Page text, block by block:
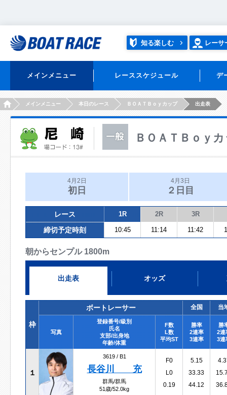
知る楽しむ レーサ
メインメニュー レーススケジュール デ
HOMEメインメニュー 本日のレース ＢＯＡＴＢｏｙカップ 出走表
ＢＯＡＴＢｏｙ
4月2日
初日
4月3日
２日目
レース 1R 2R 3R
締切予定時刻 10:45 11:14 11:42
朝からセンプル 1800m
出走表 オッズ
枠
ボートレーサー 全国 当
写真
登録番号/級別
氏名
支部/出身地
年齢/体重
F数
L数
平均ST
勝率
2連率
3連率
勝
2連
3連
１
3619 / B1
長谷川 充
群馬/群馬
51歳/52.0kg
F0
L0
0.19
5.15
33.33
44.12